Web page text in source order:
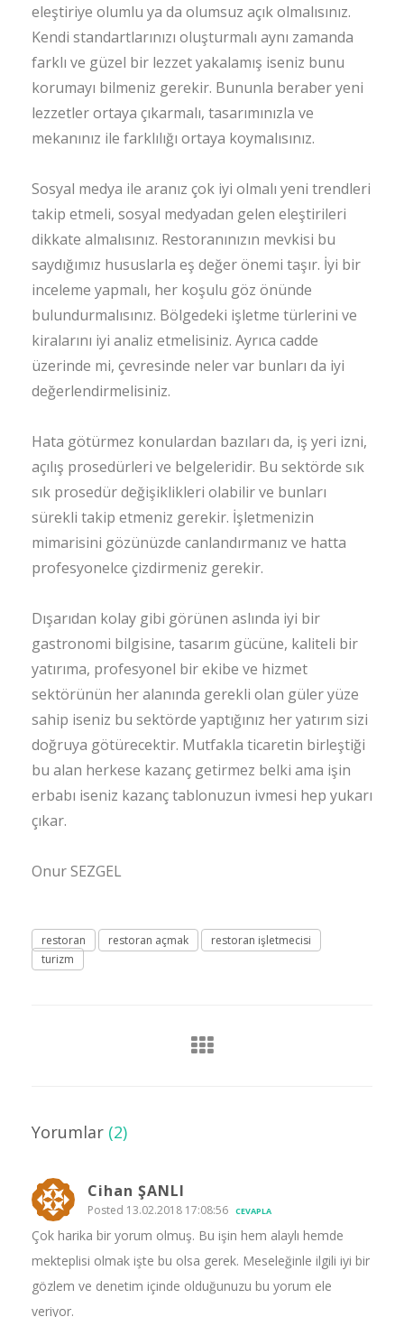
eleştiriye olumlu ya da olumsuz açık olmalısınız.
Kendi standartlarınızı oluşturmalı aynı zamanda
farklı ve güzel bir lezzet yakalamış iseniz bunu
korumayı bilmeniz gerekir. Bununla beraber yeni
lezzetler ortaya çıkarmalı, tasarımınızla ve
mekanınız ile farklılığı ortaya koymalısınız.
Sosyal medya ile aranız çok iyi olmalı yeni trendleri
takip etmeli, sosyal medyadan gelen eleştirileri
dikkate almalısınız. Restoranınızın mevkisi bu
saydığımız hususlarla eş değer önemi taşır. İyi bir
inceleme yapmalı, her koşulu göz önünde
bulundurmalısınız. Bölgedeki işletme türlerini ve
kiralarını iyi analiz etmelisiniz. Ayrıca cadde
üzerinde mi, çevresinde neler var bunları da iyi
değerlendirmelisiniz.
Hata götürmez konulardan bazıları da, iş yeri izni,
açılış prosedürleri ve belgeleridir. Bu sektörde sık
sık prosedür değişiklikleri olabilir ve bunları
sürekli takip etmeniz gerekir. İşletmenizin
mimarisini gözünüzde canlandırmanız ve hatta
profesyonelce çizdirmeniz gerekir.
Dışarıdan kolay gibi görünen aslında iyi bir
gastronomi bilgisine, tasarım gücüne, kaliteli bir
yatırıma, profesyonel bir ekibe ve hizmet
sektörünün her alanında gerekli olan güler yüze
sahip iseniz bu sektörde yaptığınız her yatırım sizi
doğruya götürecektir. Mutfakla ticaretin birleştiği
bu alan herkese kazanç getirmez belki ama işin
erbabı iseniz kazanç tablonuzun ivmesi hep yukarı
çıkar.
Onur SEZGEL
restoran restoran açmak
restoran işletmecisi
turizm
Yorumlar (2)
Cihan ŞANLI
Posted 13.02.2018 17:08:56 CEVAPLA
Çok harika bir yorum olmuş. Bu işin hem alaylı hemde
mekteplisi olmak işte bu olsa gerek. Meseleğinle ilgili iyi bir
gözlem ve denetim içinde olduğunuzu bu yorum ele
veriyor.